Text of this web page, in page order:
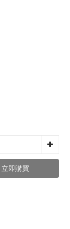
立即購買